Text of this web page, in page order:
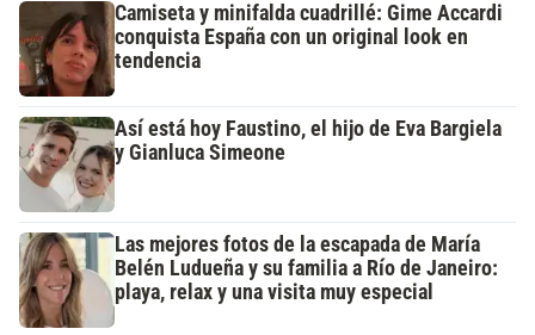
Camiseta y minifalda cuadrillé: Gime Accardi
conquista España con un original look en
tendencia
Así está hoy Faustino, el hijo de Eva Bargiela
y Gianluca Simeone
Las mejores fotos de la escapada de María
Belén Ludueña y su familia a Río de Janeiro:
playa, relax y una visita muy especial